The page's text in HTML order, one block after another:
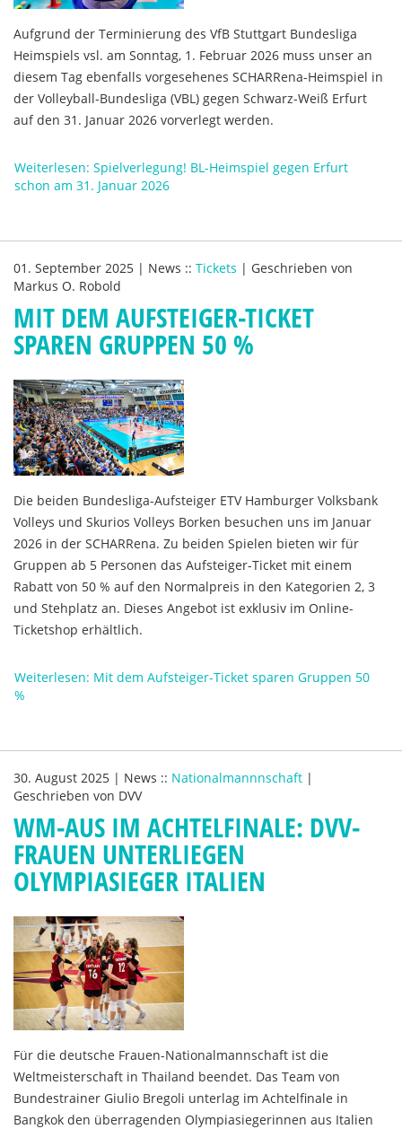
Aufgrund der Terminierung des VfB Stuttgart Bundesliga
Heimspiels vsl. am Sonntag, 1. Februar 2026 muss unser an
diesem Tag ebenfalls vorgesehenes SCHARRena-Heimspiel in
der Volleyball-Bundesliga (VBL) gegen Schwarz-Weiß Erfurt
auf den 31. Januar 2026 vorverlegt werden.
Weiterlesen: Spielverlegung! BL-Heimspiel gegen Erfurt
schon am 31. Januar 2026
01. September 2025 | News :: Tickets | Geschrieben von
Markus O. Robold
MIT DEM AUFSTEIGER-TICKET
SPAREN GRUPPEN 50 %
Die beiden Bundesliga-Aufsteiger ETV Hamburger Volksbank
Volleys und Skurios Volleys Borken besuchen uns im Januar
2026 in der SCHARRena. Zu beiden Spielen bieten wir für
Gruppen ab 5 Personen das Aufsteiger-Ticket mit einem
Rabatt von 50 % auf den Normalpreis in den Kategorien 2, 3
und Stehplatz an. Dieses Angebot ist exklusiv im Online-
Ticketshop erhältlich.
Weiterlesen: Mit dem Aufsteiger-Ticket sparen Gruppen 50
%
30. August 2025 | News :: Nationalmannnschaft |
Geschrieben von DVV
WM-AUS IM ACHTELFINALE: DVV-
FRAUEN UNTERLIEGEN
OLYMPIASIEGER ITALIEN
Für die deutsche Frauen-Nationalmannschaft ist die
Weltmeisterschaft in Thailand beendet. Das Team von
Bundestrainer Giulio Bregoli unterlag im Achtelfinale in
Bangkok den überragenden Olympiasiegerinnen aus Italien